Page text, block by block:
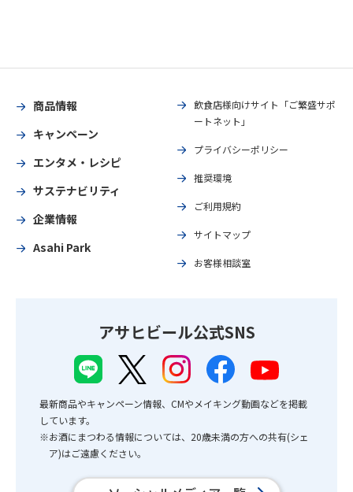
商品情報
キャンペーン
エンタメ・レシピ
サステナビリティ
企業情報
Asahi Park
飲食店様向けサイト「ご繁盛サポ
ートネット」
プライバシーポリシー
推奨環境
ご利用規約
サイトマップ
お客様相談室
アサヒビール公式SNS
最新商品やキャンペーン情報、CMやメイキング動画などを掲載
しています。
※お酒にまつわる情報については、20歳未満の方への共有(シェ
ア)はご遠慮ください。